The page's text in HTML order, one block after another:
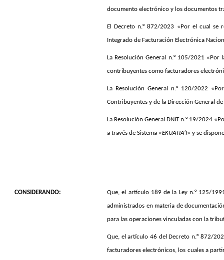
documento electrónico y los documentos
El Decreto n.° 872/2023 «Por el cual se
Integrado de Facturación Electrónica
La Resolución General n.° 105/2021 «Por
contribuyentes como facturadores
La Resolución General n.° 120/2022
Contribuyentes y de la Dirección General
La Resolución General DNIT n.° 19/2024
a través de Sistema «EKUATIA’I» y se
CONSIDERANDO: Que, el artículo 189 de la Ley n.° 125/
administrados en materia de
para las operaciones vinculadas con la
Que, el artículo 46 del Decreto n.° 872/
facturadores electrónicos, los cuales a